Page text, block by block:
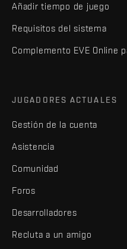
Añadir tiempo de juego
Requisitos del sistema
Complemento EVE Online
JUGADORES ACTUALES
Gestión de la cuenta
Asistencia
Comunidad
Foros
Desarrolladores
Recluta a un amigo